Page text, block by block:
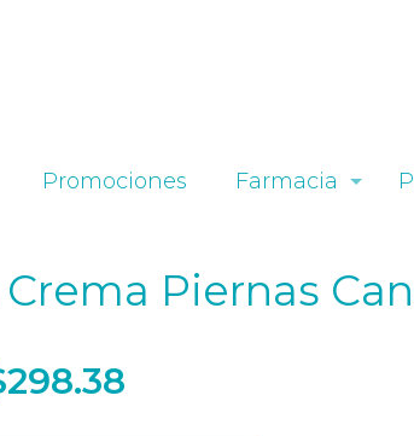
Promociones Farmacia
Piernas
298.38